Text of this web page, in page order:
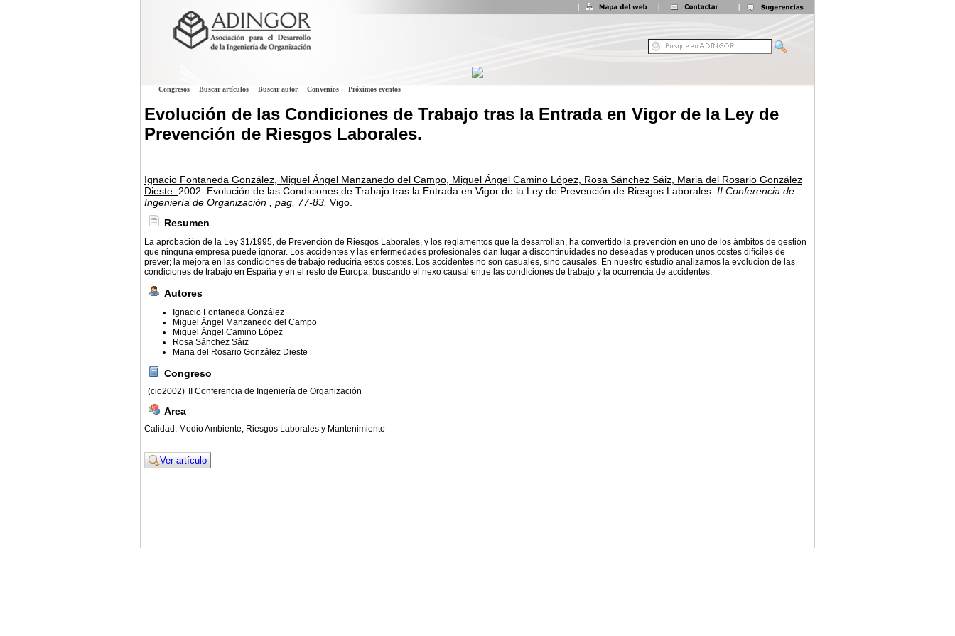
Congresos Buscar artículos Buscar autor Convenios Próximos eventos
Evolución de las Condiciones de Trabajo tras la Entrada en Vigor de la Ley de
Prevención de Riesgos Laborales.
.
Ignacio Fontaneda González, Miguel Ángel Manzanedo del Campo, Miguel Ángel Camino López, Rosa Sánchez Sáiz, Maria del Rosario González
Dieste. 2002. Evolución de las Condiciones de Trabajo tras la Entrada en Vigor de la Ley de Prevención de Riesgos Laborales. II Conferencia de
Ingeniería de Organización
, pag. 77-83. Vigo.
Resumen
La aprobación de la Ley 31/1995, de Prevención de Riesgos Laborales, y los reglamentos que la desarrollan, ha convertido la prevención en uno de los ámbitos de gestión
que ninguna empresa puede ignorar. Los accidentes y las enfermedades profesionales dan lugar a discontinuidades no deseadas y producen unos costes difíciles de
prever; la mejora en las condiciones de trabajo reduciría estos costes. Los accidentes no son casuales, sino causales. En nuestro estudio analizamos la evolución de las
condiciones de trabajo en España y en el resto de Europa, buscando el nexo causal entre las condiciones de trabajo y la ocurrencia de accidentes.
Autores
Ignacio Fontaneda González
Miguel Ángel Manzanedo del Campo
Miguel Ángel Camino López
Rosa Sánchez Sáiz
Maria del Rosario González Dieste
Congreso
(cio2002) II Conferencia de Ingeniería de Organización
Area
Calidad, Medio Ambiente, Riesgos Laborales y Mantenimiento
Ver artículo